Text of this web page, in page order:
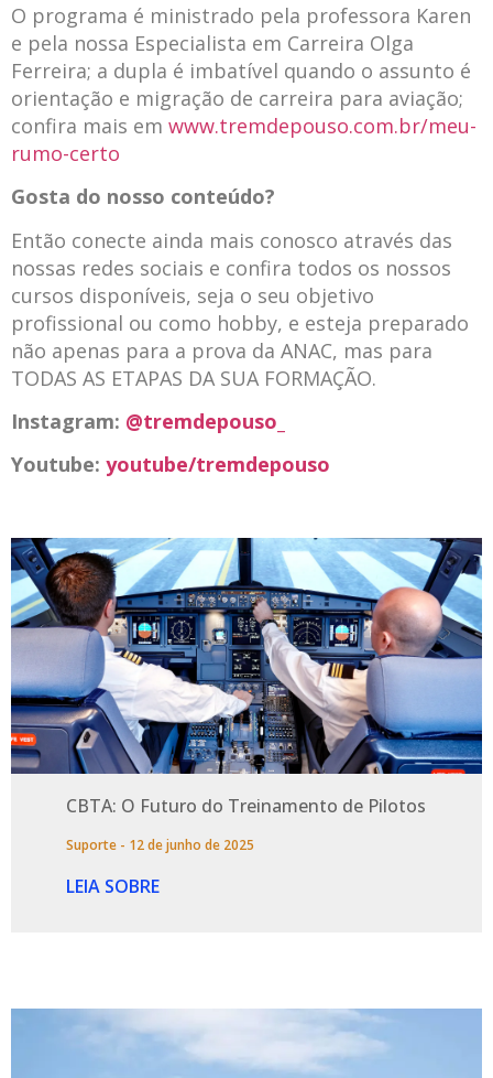
O programa é ministrado pela professora Karen
e pela nossa Especialista em Carreira Olga
Ferreira; a dupla é imbatível quando o assunto é
orientação e migração de carreira para aviação;
confira mais em www.tremdepouso.com.br/meu-
rumo-certo
Gosta do nosso conteúdo?
Então conecte ainda mais conosco através das
nossas redes sociais e confira todos os nossos
cursos disponíveis, seja o seu objetivo
profissional ou como hobby, e esteja preparado
não apenas para a prova da ANAC, mas para
TODAS AS ETAPAS DA SUA FORMAÇÃO.
Instagram: @tremdepouso_
Youtube: youtube/tremdepouso
CBTA: O Futuro do Treinamento de Pilotos
Suporte 12 de junho de 2025
LEIA SOBRE